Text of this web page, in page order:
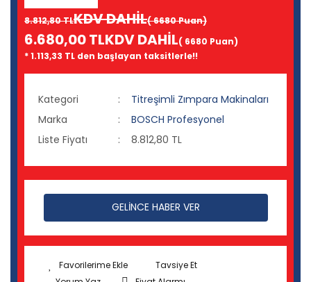
8.812,80 TLKDV DAHİL( 6680 Puan)
6.680,00 TLKDV DAHİL( 6680 Puan)
* 1.113,33 TL den başlayan taksitlerle!!
Kategori
Titreşimli Zımpara Makinaları
Marka
BOSCH Profesyonel
Liste Fiyatı
8.812,80 TL
GELİNCE HABER VER
Tavsiye Et